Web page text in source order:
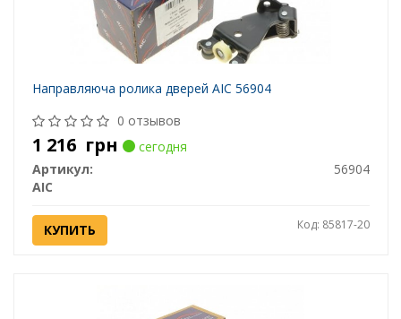
Направляюча ролика дверей AIC 56904
0 отзывов
1 216 грн
сегодня
Артикул:
56904
AIC
КУПИТЬ Код: 85817-20